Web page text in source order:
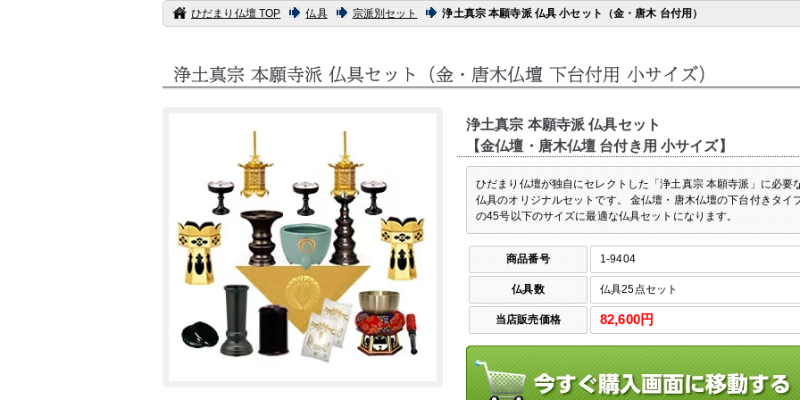
浄土真宗 本願寺派 仏具セット
【金仏壇・唐木仏壇 台付き用 小サイズ】
ひだまり仏壇が独自にセレクトした「浄土真宗 本願寺派」に必要
仏具のオリジナルセットです。 金仏壇・唐木仏壇の下台付きタイ
の45号以下のサイズに最適な仏具セットになります。
商品番号 1-9404
仏具数 仏具25点セット
当店販売価格 82,600円
ひだまり仏壇 TOP 仏具 宗派別セット 浄土真宗 本願寺派 仏具 小セット（金・唐木 台付用）